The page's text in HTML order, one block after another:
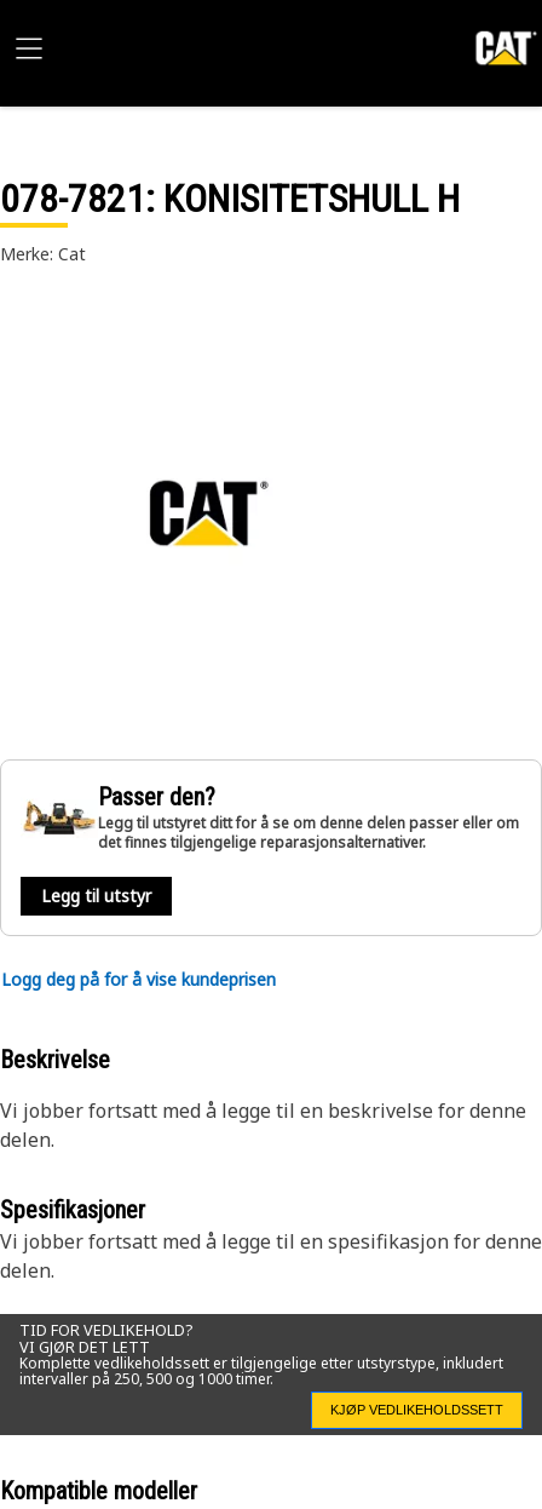
078-7821: KONISITETSHULL H
Merke: Cat
Passer den?
Legg til utstyret ditt for å se om denne delen passer eller om
det finnes tilgjengelige reparasjonsalternativer.
Legg til utstyr
Logg deg på for å vise kundeprisen
Beskrivelse
Vi jobber fortsatt med å legge til en beskrivelse for denne
delen.
Spesifikasjoner
Vi jobber fortsatt med å legge til en spesifikasjon for denne
delen.
TID FOR VEDLIKEHOLD?
VI GJØR DET LETT
Komplette vedlikeholdssett er tilgjengelige etter utstyrstype, inkludert
intervaller på 250, 500 og 1000 timer.
KJØP VEDLIKEHOLDSSETT
Kompatible modeller